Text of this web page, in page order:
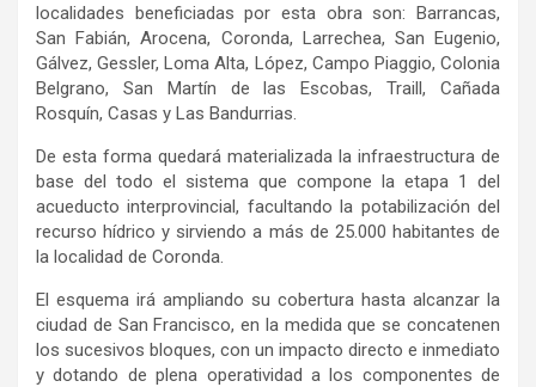
localidades beneficiadas por esta obra son: Barrancas,
San Fabián, Arocena, Coronda, Larrechea, San Eugenio,
Gálvez, Gessler, Loma Alta, López, Campo Piaggio, Colonia
Belgrano, San Martín de las Escobas, Traill, Cañada
Rosquín, Casas y Las Bandurrias.
De esta forma quedará materializada la infraestructura de
base del todo el sistema que compone la etapa 1 del
acueducto interprovincial, facultando la potabilización del
recurso hídrico y sirviendo a más de 25.000 habitantes de
la localidad de Coronda.
El esquema irá ampliando su cobertura hasta alcanzar la
ciudad de San Francisco, en la medida que se concatenen
los sucesivos bloques, con un impacto directo e inmediato
y dotando de plena operatividad a los componentes de